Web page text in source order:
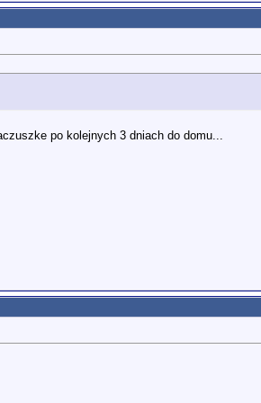
po kolejnych 3 dniach do domu...